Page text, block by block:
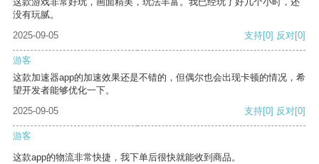
没有玩腻。
2025-09-05
支持[0] 反对[0]
游客
这款加速器app的加速效果还是不错的，但偶尔也会出现卡顿的情况，希
望开发者能够优化一下。
2025-09-05
支持[0] 反对[0]
游客
这款app的物流非常快捷，我下单后很快就能收到商品。